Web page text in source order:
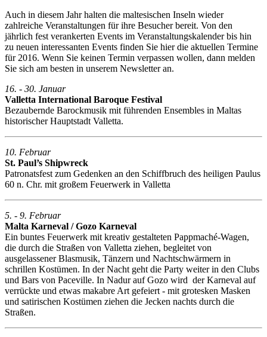
Auch in diesem Jahr halten die maltesischen Inseln wieder
zahlreiche Veranstaltungen für ihre Besucher bereit. Von den
jährlich fest verankerten Events im Veranstaltungskalender bis hin
zu neuen interessanten Events finden Sie hier die aktuellen Termine
für 2016. Wenn Sie keinen Termin verpassen wollen, dann melden
Sie sich am besten in unserem Newsletter an.
16. - 30. Januar
Valletta International Baroque Festival
Bezaubernde Barockmusik mit führenden Ensembles in Maltas
historischer Hauptstadt Valletta.
10. Februar
St. Paul’s Shipwreck
Patronatsfest zum Gedenken an den Schiffbruch des heiligen Paulus
60 n. Chr. mit großem Feuerwerk in Valletta
5. - 9. Februar
Malta Karneval / Gozo Karneval
Ein buntes Feuerwerk mit kreativ gestalteten Pappmaché-Wagen,
die durch die Straßen von Valletta ziehen, begleitet von
ausgelassener Blasmusik, Tänzern und Nachtschwärmern in
schrillen Kostümen. In der Nacht geht die Party weiter in den Clubs
und Bars von Paceville. In Nadur auf Gozo wird der Karneval auf
verrückte und etwas makabre Art gefeiert - mit grotesken Masken
und satirischen Kostümen ziehen die Jecken nachts durch die
Straßen.